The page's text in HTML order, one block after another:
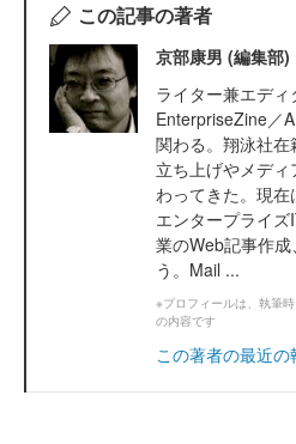
この記事の著者
京部康男 (編集部)
ライター兼エディ
EnterpriseZine／
関わる。翔泳社
立ち上げやメデ
わってきた。現在
エンタープライ
業のWeb記事作
う。Mail ...
※プロフィールは、執筆
の内容です
この著者の最近の